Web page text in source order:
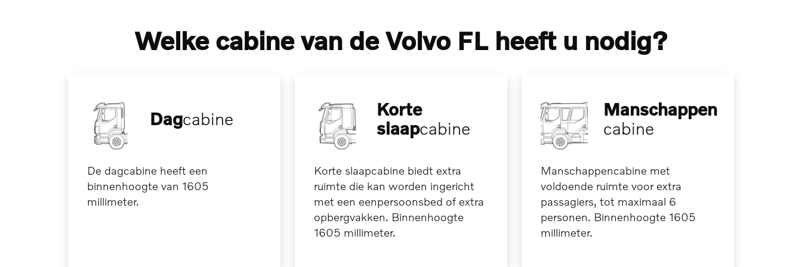
Welke cabine van de Volvo FL heeft u nodig?
Dagcabine
De dagcabine heeft een
binnenhoogte van 1605
millimeter.
Korte
slaapcabine
Korte slaapcabine biedt extra
ruimte die kan worden ingericht
met een eenpersoonsbed of extra
opbergvakken. Binnenhoogte
1605 millimeter.
Manschappen­
cabine
Manschappencabine met
voldoende ruimte voor extra
passagiers, tot maximaal 6
personen. Binnenhoogte 1605
millimeter.